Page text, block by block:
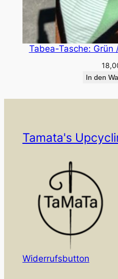
Tabea-Tasche:
In den
Tamata's
Widerrufsbutton